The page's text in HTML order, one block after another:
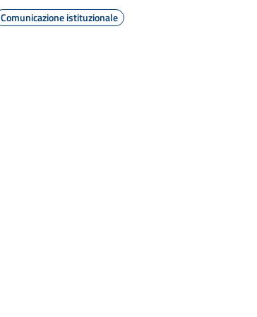
Comunicazione istituzionale